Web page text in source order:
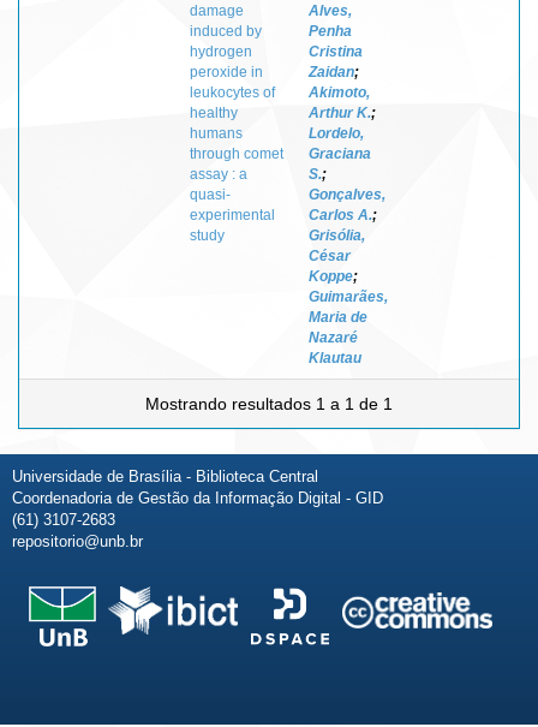
damage
induced by
hydrogen
peroxide in
leukocytes of
healthy
humans
through comet
assay : a
quasi-
experimental
study
Alves,
Penha
Cristina
Zaidan;
Akimoto,
Arthur K.;
Lordelo,
Graciana
S.;
Gonçalves,
Carlos A.;
Grisólia,
César
Koppe;
Guimarães,
Maria de
Nazaré
Klautau
Mostrando resultados 1 a 1 de 1
Universidade de Brasília - Biblioteca Central
Coordenadoria de Gestão da Informação Digital - GID
(61) 3107-2683
repositorio@unb.br